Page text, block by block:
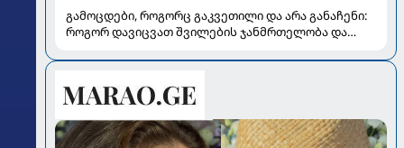
გამოცდები, როგორც გაკვეთილი და არა განაჩენი:
როგორ დავიცვათ შვილების ჯანმრთელობა და